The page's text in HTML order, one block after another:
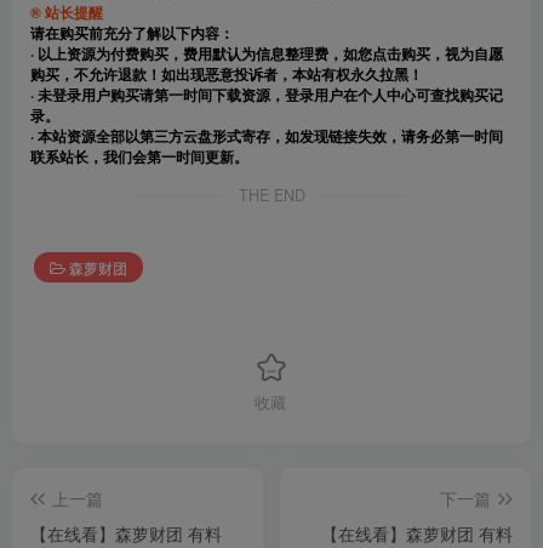
® 站长提醒
请在购买前充分了解以下内容：
· 以上资源为付费购买，费用默认为信息整理费，如您点击购买，视为自愿
购买，不允许退款！如出现恶意投诉者，本站有权永久拉黑！
· 未登录用户购买请第一时间下载资源，登录用户在个人中心可查找购买记
录。
· 本站资源全部以第三方云盘形式寄存，如发现链接失效，请务必第一时间
联系站长，我们会第一时间更新。
THE END
森萝财团
收藏
上一篇
【在线看】森萝财团 有料
下一篇
【在线看】森萝财团 有料